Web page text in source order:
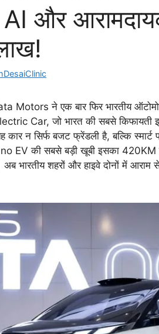
AI और
Motors ने एक बार फिर भारतीय
Car, जो भारत की सबसे किफायती
न सिर्फ बजट फ्रेंडली है, बल्कि स्मार्ट
EV की सबसे बड़ी खूबी इसका 420KM
भारतीय शहरों और हाइवे दोनों में आराम